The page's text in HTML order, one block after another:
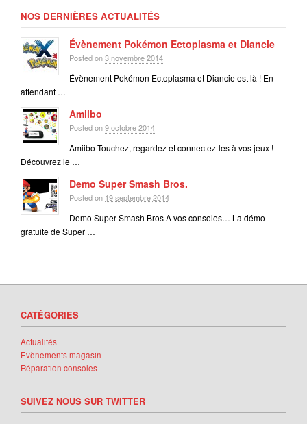
NOS DERNIÈRES ACTUALITÉS
Évènement Pokémon Ectoplasma et Diancie
Posted on3 novembre 2014
Évènement Pokémon Ectoplasma et Diancie est là ! En
attendant …
Amiibo
Posted on9 octobre 2014
Amiibo Touchez, regardez et connectez-les à vos jeux !
Découvrez le …
Demo Super Smash Bros.
Posted on 19 septembre 2014
Demo Super Smash Bros A vos consoles… La démo
gratuite de Super …
CATÉGORIES
Actualités
Evènements magasin
Réparation consoles
SUIVEZ NOUS SUR TWITTER